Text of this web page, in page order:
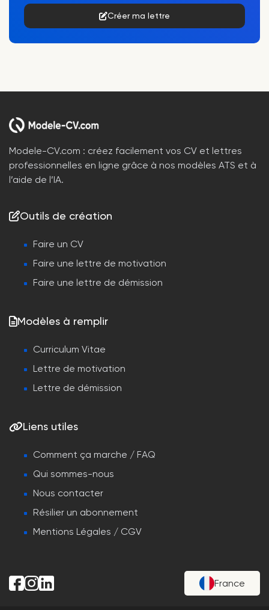
Créer ma lettre
Modele-CV.com : créez facilement vos CV et lettres
professionnelles en ligne grâce à nos modèles ATS et à
l’aide de l’IA.
Outils de création
Faire un CV
Faire une lettre de motivation
Faire une lettre de démission
Modèles à remplir
Curriculum Vitae
Lettre de motivation
Lettre de démission
Liens utiles
Comment ça marche / FAQ
Qui sommes-nous
Nous contacter
Résilier un abonnement
Mentions Légales / CGV
France